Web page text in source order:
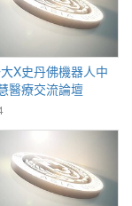
醫療交流論壇